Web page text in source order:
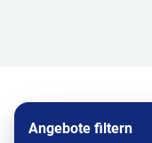
Angebote filtern